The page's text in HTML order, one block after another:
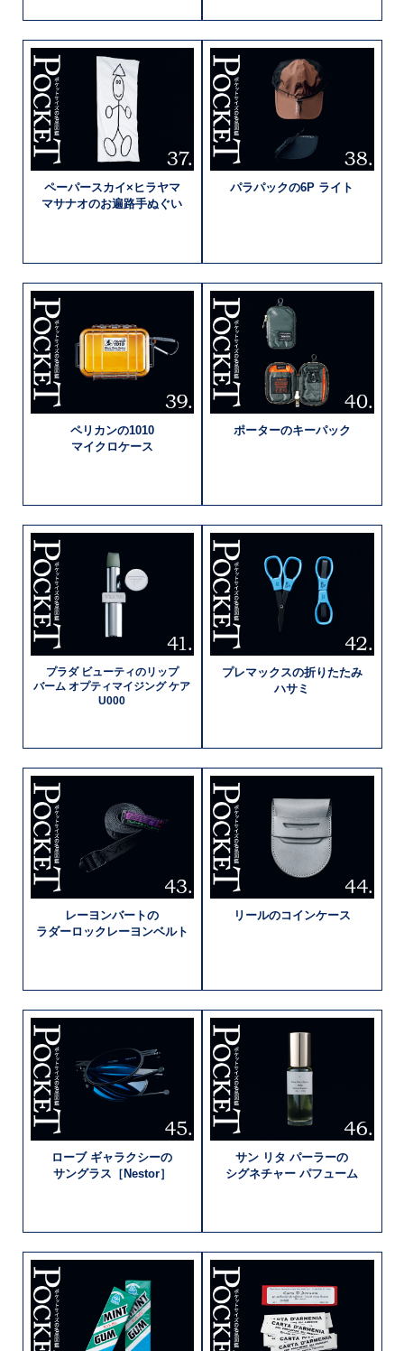
ペーパースカイ× ヒラヤマ
マサナオのお遍路手ぬぐい
パラパックの6P ライト
ペリカンの1010
マイクロケース
ポーターのキーパック
プラダ ビューティのリップ
バームオプティマイジングケア
U000
プレマックスの折りたたみ
ハサミ
レーヨンバートの
ラダーロック レーヨンベルト
リールのコインケース
ローブ ギャラクシーの
サングラス［Nestor］
サン リタパーラーの
シグネチャーパフューム